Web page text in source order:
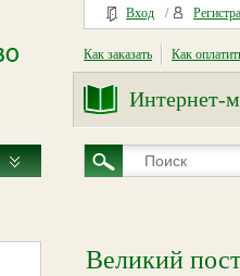
Вход /
Как заказать Как
Интернет-
Великий